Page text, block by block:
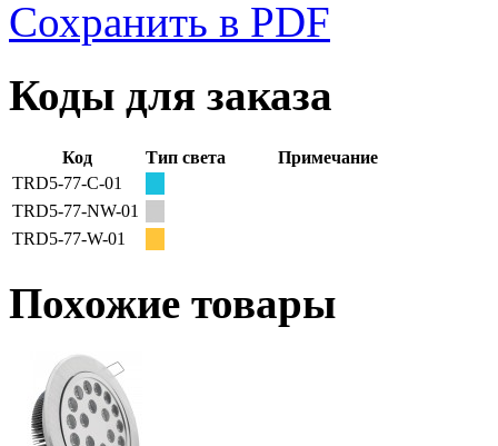
Сохранить в PDF
Коды для заказа
Код Тип света
Примечание
TRD5-77-C-01
TRD5-77-NW-01
TRD5-77-W-01
Похожие товары